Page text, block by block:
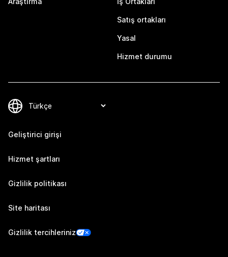
Satış ortakları
Yasal
Hizmet durumu
Geliştirici girişi
Hizmet şartları
Gizlilik politikası
Site haritası
Gizlilik tercihleriniz